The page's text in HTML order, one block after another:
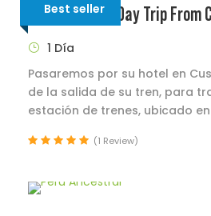
Best seller
Machu Picchu Day Trip From
1 Día
Pasaremos por su hotel en
de la salida de su tren, para
estación de trenes, ubicado en
(1 Review)